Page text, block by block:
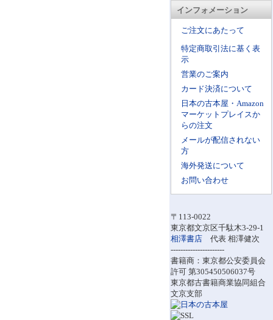
インフォメーション
ご注文にあたって
特定商取引法に基く表
示
営業のご案内
カード決済について
日本の古本屋・Amazon
マーケットプレイスか
らの注文
メールが配信されない
方
海外発送について
お問い合わせ
〒113-0022
東京都文京区千駄木3-29-1
相澤書店 代表 相澤健次
----------------------
書籍商：東京都公安委員会
許可 第305450506037号
東京都古書籍商業協同組合
文京支部